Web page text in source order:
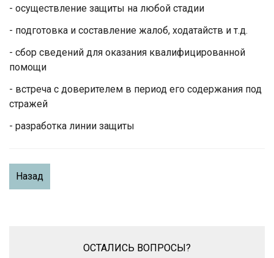
- осуществление защиты на любой стадии
- подготовка и составление жалоб, ходатайств и т.д.
- сбор сведений для оказания квалифицированной
помощи
- встреча с доверителем в период его содержания под
стражей
- разработка линии защиты
Назад
ОСТАЛИСЬ ВОПРОСЫ?